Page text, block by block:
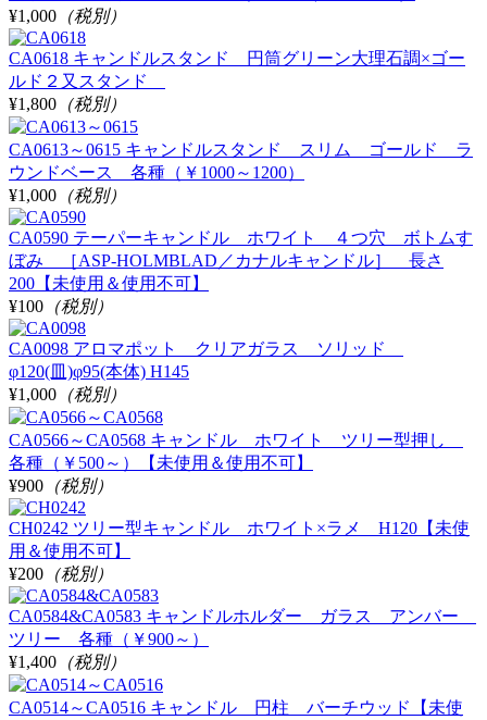
¥1,000 （税別）
CA0618 キャンドルスタンド 円筒グリーン大理石調×ゴー
ルド２又スタンド
¥1,800 （税別）
CA0613～0615 キャンドルスタンド スリム ゴールド ラ
ウンドベース 各種（￥1000～1200）
¥1,000 （税別）
CA0590 テーパーキャンドル ホワイト ４つ穴 ボトムす
ぼみ ［ASP-HOLMBLAD／カナルキャンドル］ 長さ
200【未使用＆使用不可】
¥100 （税別）
CA0098 アロマポット クリアガラス ソリッド
φ120(皿)φ95(本体) H145
¥1,000 （税別）
CA0566～CA0568 キャンドル ホワイト ツリー型押し
各種（￥500～）【未使用＆使用不可】
¥900 （税別）
CH0242 ツリー型キャンドル ホワイト×ラメ H120【未使
用＆使用不可】
¥200 （税別）
CA0584&CA0583 キャンドルホルダー ガラス アンバー
ツリー 各種（￥900～）
¥1,400 （税別）
CA0514～CA0516 キャンドル 円柱 バーチウッド【未使